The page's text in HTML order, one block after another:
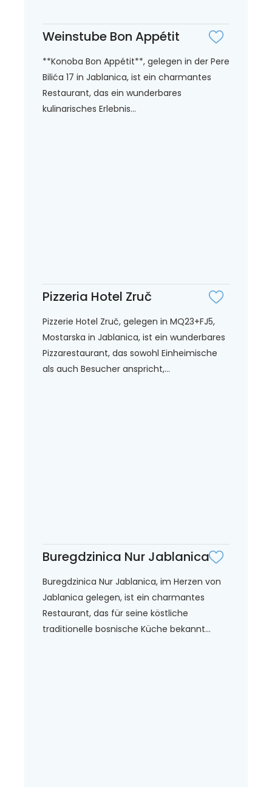
Weinstube Bon Appétit
**Konoba Bon Appétit**, gelegen in der Pere
Bilića 17 in Jablanica, ist ein charmantes
Restaurant, das ein wunderbares
kulinarisches Erlebnis...
Pizzeria Hotel Zruč
Pizzerie Hotel Zruč, gelegen in MQ23+FJ5,
Mostarska in Jablanica, ist ein wunderbares
Pizzarestaurant, das sowohl Einheimische
als auch Besucher anspricht,...
Buregdzinica Nur Jablanica
Buregdzinica Nur Jablanica, im Herzen von
Jablanica gelegen, ist ein charmantes
Restaurant, das für seine köstliche
traditionelle bosnische Küche bekannt...